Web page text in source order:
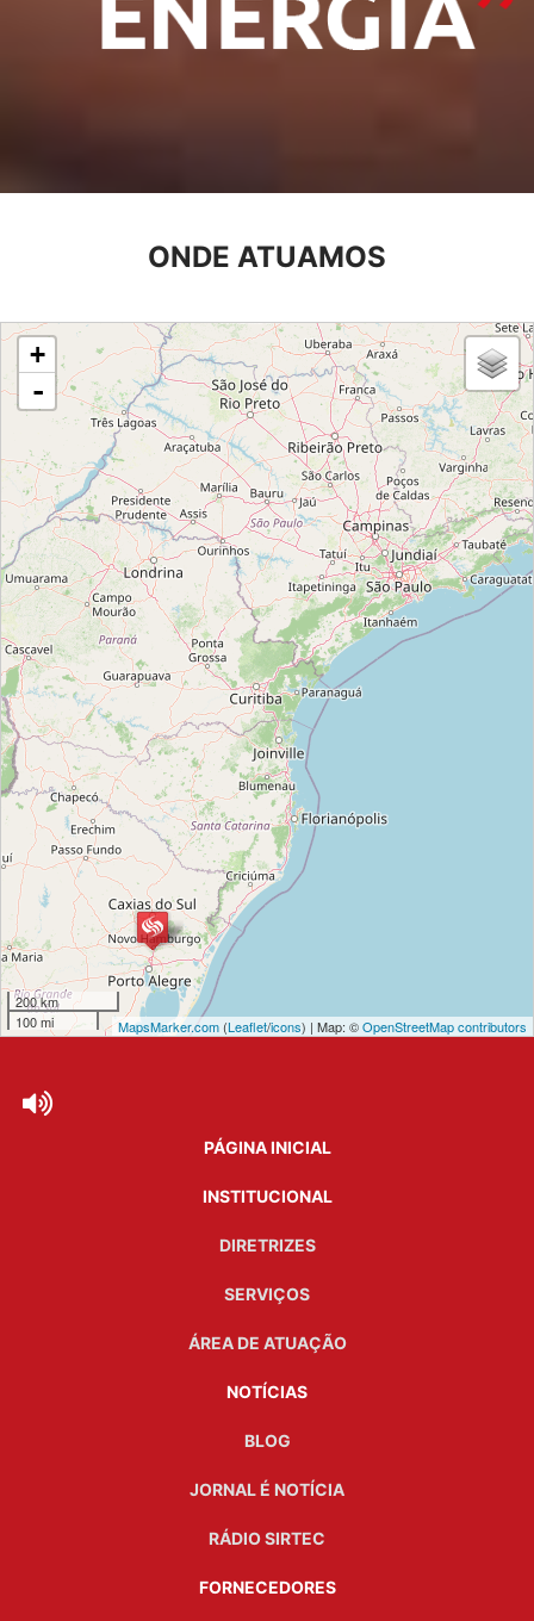
ONDE ATUAMOS
loading map - please wait...
+
-
200 km
100 mi
MapsMarker.com (Leaflet/icons) | Map: ©OpenStreetMap contributors
PÁGINA INICIAL
INSTITUCIONAL
DIRETRIZES
SERVIÇOS
ÁREA DE ATUAÇÃO
NOTÍCIAS
BLOG
JORNAL É NOTÍCIA
RÁDIO SIRTEC
FORNECEDORES